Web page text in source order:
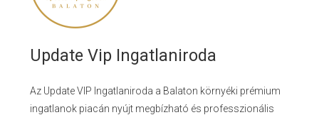
Update Vip Ingatlaniroda
Az Update VIP Ingatlaniroda a Balaton környéki prémium
ingatlanok piacán nyújt megbízható és professzionális